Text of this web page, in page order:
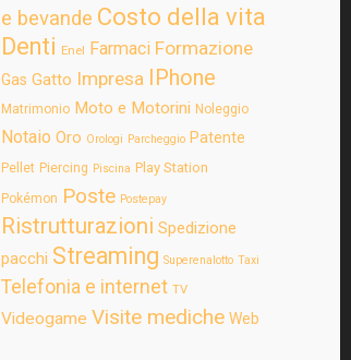
e bevande Costo della vita
Denti Enel Farmaci Formazione
Gas Gatto Impresa IPhone
Matrimonio Moto e Motorini Noleggio
Notaio Oro Orologi Parcheggio Patente
Pellet Piercing Piscina Play Station
Pokémon Poste Postepay
Ristrutturazioni Spedizione
pacchi Streaming Superenalotto Taxi
Telefonia e internet TV
Videogame Visite mediche Web